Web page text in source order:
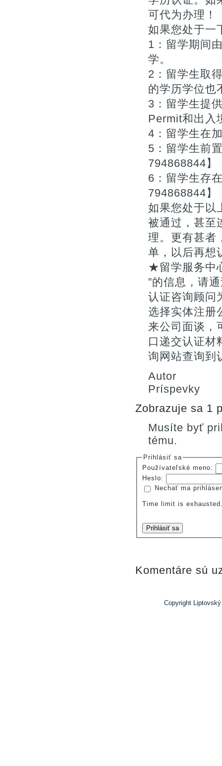
可代为办理！
如果您处于一
1：留学期间
学。
2：留学生取
的学历学位也
3：留学生提
Permit和出入
4：留学生在
5：留学生前
794868844】
6：留学生存
794868844】
如果您处于以
被通过，甚至
理。更有甚者
单，以后再想
★留学服务中
”的信息，请
认证咨询顾问
选择实体注册
来公司面谈，
口递交认证材
询网站查询到
Autor
Príspevky
Zobrazuje sa 1
Musíte byť
tému.
Prihlásiť sa
Používateľské meno:
Heslo:
Nechať ma
Time limit is
Prihlásiť sa
Komentáre sú
Copyright